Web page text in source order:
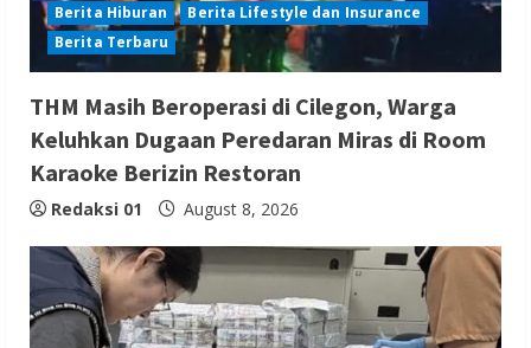
Berita Hiburan
Berita Lifestyle dan Insurance
Berita Terbaru
THM Masih Beroperasi di Cilegon, Warga
Keluhkan Dugaan Peredaran Miras di Room
Karaoke Berizin Restoran
Redaksi 01 August 8, 2026